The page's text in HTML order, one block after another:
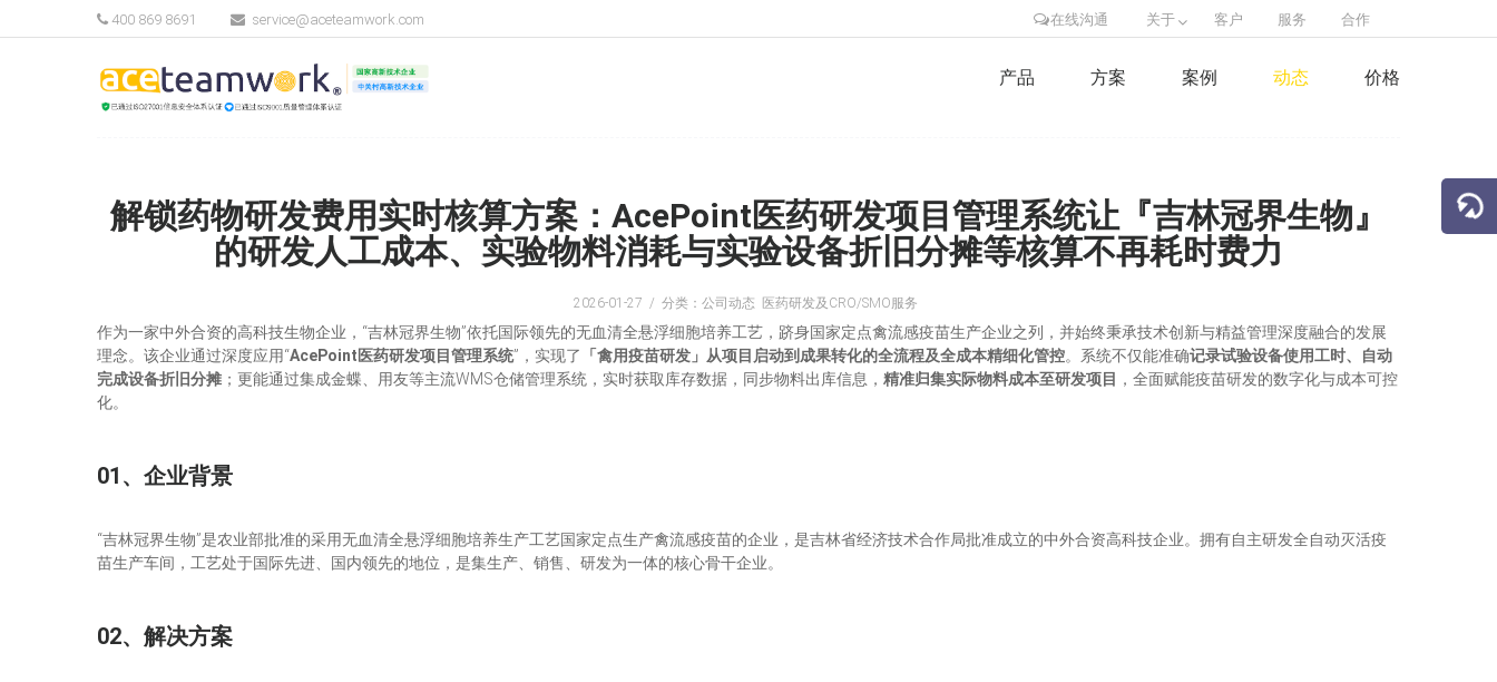
在线沟通 关于 客户 服务 合作
400 869 8691 service@aceteamwork.com
产品 方案 案例 动态 价格
解锁药物研发费用实时核算方案：AcePoint医药研发项目管理系统让『吉林冠界生物』
的研发人工成本、实验物料消耗与实验设备折旧分摊等核算不再耗时费力
2026-01-27 分类：公司动态 医药研发及CRO/SMO服务
作为一家中外合资的高科技生物企业，“吉林冠界生物”依托国际领先的无血清全悬浮细胞培养工艺，跻身国家定点禽流感疫苗生产企业之列，并始终秉承技术创新与精益管理深度融合的发展
理念。该企业通过深度应用“AcePoint医药研发项目管理系统”，实现了 「禽用疫苗研发」从项目启动到成果转化的全流程及全成本精细化管控。系统不仅能准确记录试验设备使用工时、自动
完成设备折旧分摊 ；更能通过集成金蝶、用友等主流WMS仓储管理系统，实时获取库存数据，同步物料出库信息， 精准归集实际物料成本至研发项目
，全面赋能疫苗研发的数字化与成本可控
化。
01、企业背景
“吉林冠界生物”是农业部批准的采用无血清全悬浮细胞培养生产工艺国家定点生产禽流感疫苗的企业，是吉林省经济技术合作局批准成立的中外合资高科技企业。拥有自主研发全自动灭活疫
苗生产车间，工艺处于国际先进、国内领先的地位，是集生产、销售、研发为一体的核心骨干企业。
02、解决方案